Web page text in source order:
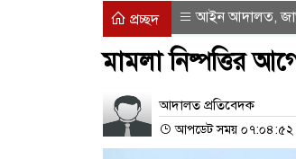
প্রচ্ছদ আইন আদালত,
মামলা নিষ্পত্তির
আদালত প্রতিবেদক
আপডেট সময় ০৭:০৪:৫২